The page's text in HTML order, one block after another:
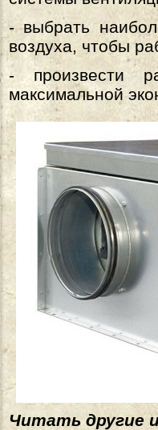
- выбрать
воздуха, чтобы
- произвести
максимальной
Читать другие